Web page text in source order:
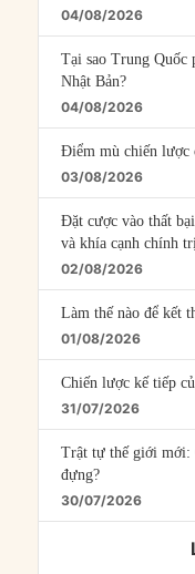
04/08/2026
Tại sao Trung Quốc
Nhật Bản?
04/08/2026
Điểm mù chiến lược
03/08/2026
Đặt cược vào thất
và khía cạnh chính
02/08/2026
Làm thế nào để kết
01/08/2026
Chiến lược kế tiếp
31/07/2026
Trật tự thế giới mới:
đựng?
30/07/2026